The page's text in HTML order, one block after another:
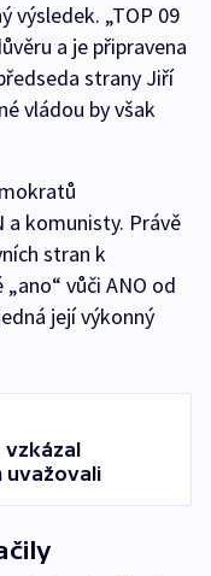
výsledek. „TOP 09
a je připravena
strany Jiří
vládou by však
a komunisty. Právě
stran k
vůči ANO od
její výkonný
vzkázal
uvažovali